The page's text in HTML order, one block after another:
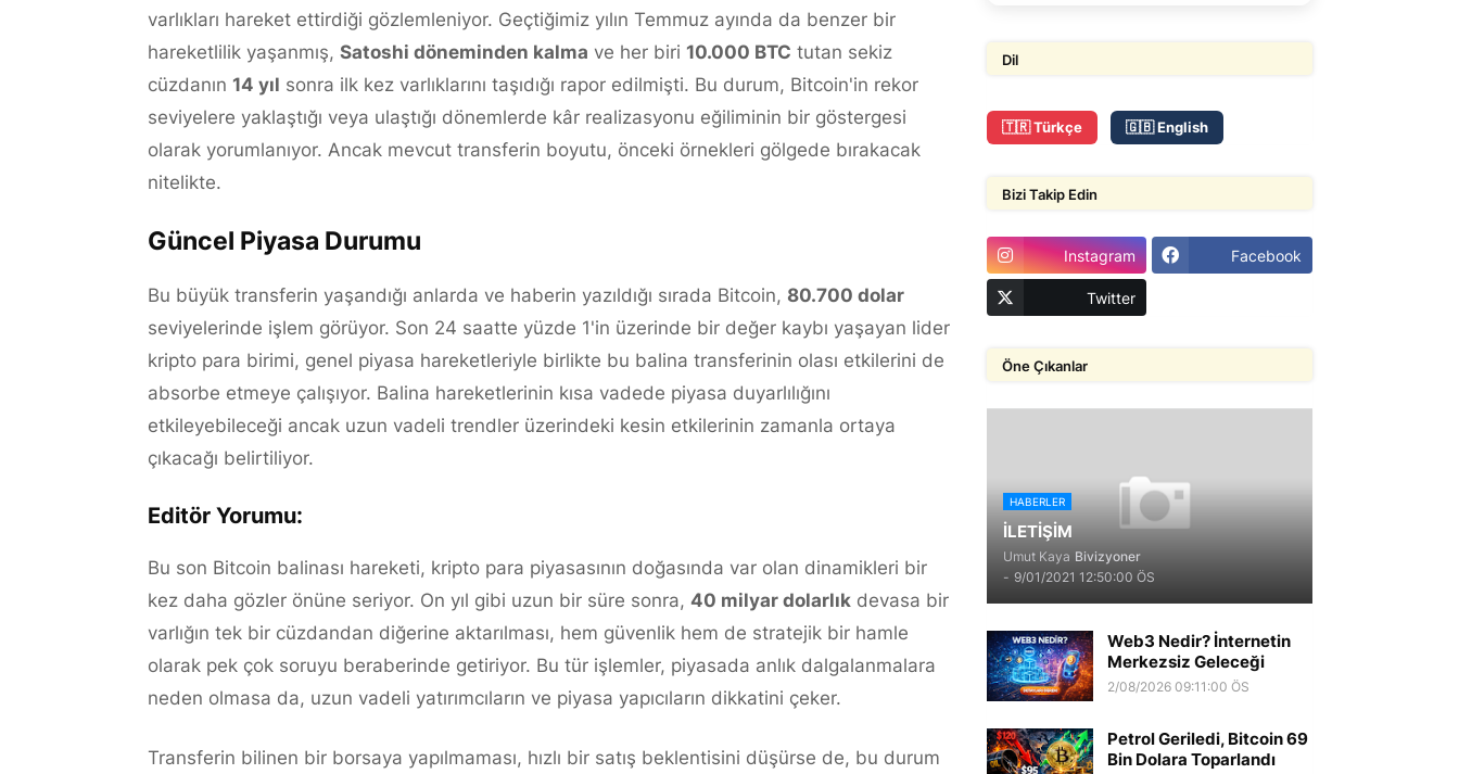
varlıkları hareket ettirdiği gözlemleniyor. Geçtiğimiz yılın Temmuz ayında da benzer bir
hareketlilik yaşanmış, Satoshi döneminden kalma ve her biri 10.000 BTC tutan sekiz
cüzdanın 14 yıl sonra ilk kez varlıklarını taşıdığı rapor edilmişti. Bu durum, Bitcoin'in rekor
seviyelere yaklaştığı veya ulaştığı dönemlerde kâr realizasyonu eğiliminin bir göstergesi
olarak yorumlanıyor. Ancak mevcut transferin boyutu, önceki örnekleri gölgede bırakacak
nitelikte.
Güncel Piyasa Durumu
Bu büyük transferin yaşandığı anlarda ve haberin yazıldığı sırada Bitcoin, 80.700 dolar
seviyelerinde işlem görüyor. Son 24 saatte yüzde 1'in üzerinde bir değer kaybı yaşayan lider
kripto para birimi, genel piyasa hareketleriyle birlikte bu balina transferinin olası etkilerini de
absorbe etmeye çalışıyor. Balina hareketlerinin kısa vadede piyasa duyarlılığını
etkileyebileceği ancak uzun vadeli trendler üzerindeki kesin etkilerinin zamanla ortaya
çıkacağı belirtiliyor.
Editör Yorumu:
Bu son Bitcoin balinası hareketi, kripto para piyasasının doğasında var olan dinamikleri bir
kez daha gözler önüne seriyor. On yıl gibi uzun bir süre sonra, 40 milyar dolarlıkdevasa bir
varlığın tek bir cüzdandan diğerine aktarılması, hem güvenlik hem de stratejik bir hamle
olarak pek çok soruyu beraberinde getiriyor. Bu tür işlemler, piyasada anlık dalgalanmalara
neden olmasa da, uzun vadeli yatırımcıların ve piyasa yapıcıların dikkatini çeker.
Transferin bilinen bir borsaya yapılmaması, hızlı bir satış beklentisini düşürse de, bu durum
Dil
🇹🇷 Türkçe 🇬🇧 English
Bizi Takip Edin
Instagram Facebook
Twitter
Öne Çıkanlar
HABERLER
İLETİŞİM
Umut Kaya Bivizyoner
- 9/01/2021 12:50:00 ÖS
Web3 Nedir? İnternetin
Merkezsiz Geleceği
2/08/2026 09:11:00 ÖS
Petrol Geriledi, Bitcoin 69
Bin Dolara Toparlandı